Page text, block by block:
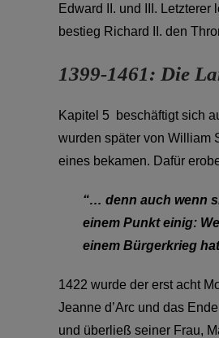
Edward II. und III.
bestieg Richard II. den
1399-1461: Die
Kapitel 5 beschäftigt sich
wurden später von William
eines bekamen. Dafür
“… denn auch wenn
einem Punkt einig:
einem Bürgerkrieg
1422 wurde der erst acht
Jeanne d’Arc und das
und überließ seiner Frau,